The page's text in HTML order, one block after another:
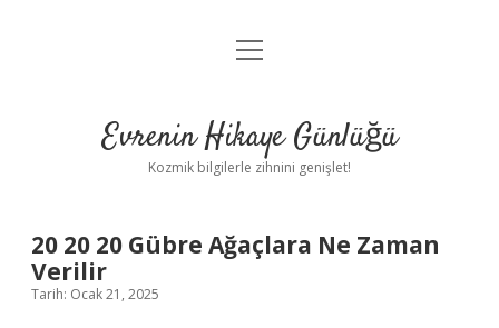
Anasayfa
Yasal Uyarı
menüyü
Evrenin Hikaye Günlüğü
Kozmik bilgilerle zihnini genişlet!
20 20 20 Gübre Ağaçlara Ne Zaman
Verilir
Tarih: Ocak 21, 2025